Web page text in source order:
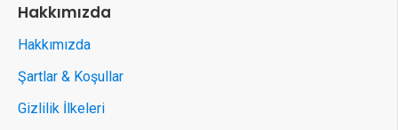
Hakkımızda
Hakkımızda
Şartlar & Koşullar
Gizlilik İlkeleri